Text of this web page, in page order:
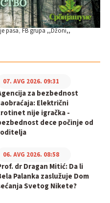
pasa FB grupa ,,Džoni,,
za bezbednost
Električni
nije igračka -
dece počinje od
07. AVG 2026. 09:31
dr Dragan Mitić: Da li
Palanka zaslužuje Dom
Svetog Nikete?
06. AVG 2026. 08:58